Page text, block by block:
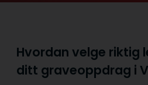
Hvordan velge riktig
ditt graveoppdrag i